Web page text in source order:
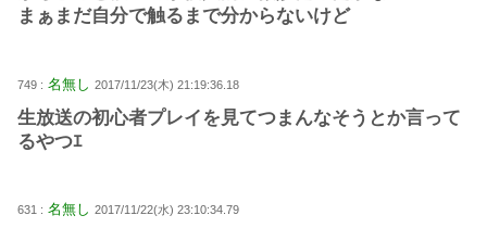
まぁまだ自分で触るまで分からないけど
749 : 名無し 2017/11/23(木) 21:19:36.18
生放送の初心者プレイを見てつまんなそうとか言って
るやつｴ
631 : 名無し 2017/11/22(水) 23:10:34.79